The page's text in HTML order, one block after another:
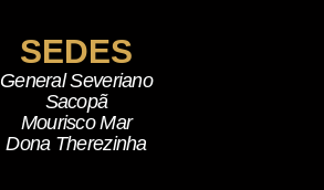
SEDES
General Severiano
Sacopã
Mourisco Mar
Dona Therezinha